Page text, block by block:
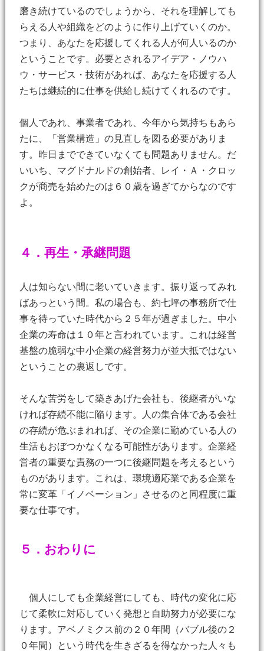
磨き続けているのでしょうから、それを理解しても
らえる人や組織をどのように作り上げていくのか。
つまり、あなたを応援してくれる人が何人いるのか
ということです。必要とされるアイデア・ノウハ
ウ・サービス・技術があれば、あなたを応援する人
たちは継続的に仕事を供給し続けてくれるのです。
個人であれ、事業者であれ、今年から気持ちもあら
たに、「営業構造」の見直しを図る必要がありま
す。昨日までできていなくても問題ありません。だ
いいち、マグドナルドの創始者、レイ・Ａ・クロッ
クが商売を始めたのは６０歳を過ぎてからなのです
よ。
４．再生・承継問題
人は知らない間に老いていきます。振り返ってみれ
ばあっという間。私の場合も、約七坪の事務所で仕
事を待っていた時代から２５年が過ぎました。中小
企業の寿命は１０年と言われています。これは経営
基盤の脆弱な中小企業の経営努力が並大抵ではない
ということの裏返しです。
そんな苦労をして築きあげた会社も、後継者がいな
ければ存続不能に陥ります。人の集合体である会社
の存続が危ぶまれれば、その企業に勤めている人の
生活もおぼつかなくなる可能性があります。企業経
営者の重要な責務の一つに後継問題を考えるという
ものがあります。これは、環境適応業である企業を
常に変革「イノベーション」させるのと同程度に重
要な仕事です。
５．おわりに
個人にしても企業経営にしても、時代の変化に応
じて柔軟に対応していく発想と自助努力が必要にな
ります。アベノミクス前の２０年間（バブル後の２
０年間）という時代を生きざるを得なかった人々も